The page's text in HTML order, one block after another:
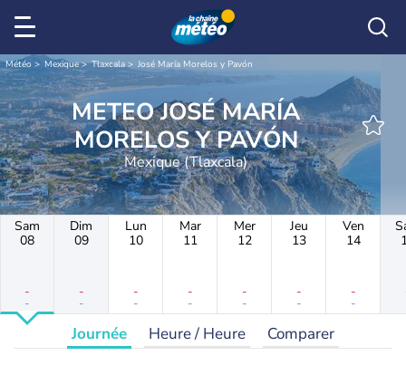
Météo Mexique Tlaxcala José María Morelos y Pavón
METEO JOSÉ MARÍA
MORELOS Y PAVÓN
Mexique (Tlaxcala)
Sam
08
-
-
Dim
09
-
-
Lun
10
-
-
Mar
11
-
-
Mer
12
-
-
Jeu
13
-
-
Ven
14
-
-
Journée Heure / Heure Comparer